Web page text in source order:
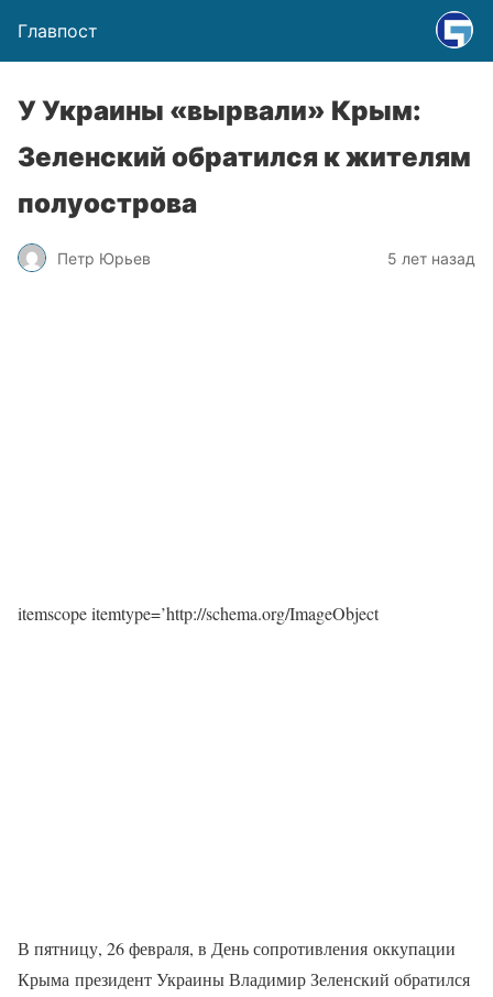
Главпост
У Украины «вырвали» Крым:
Зеленский обратился к жителям
полуострова
Петр Юрьев 5 лет назад
itemscope itemtype=’http://schema.org/ImageObject
В пятницу, 26 февраля, в День сопротивления оккупации
Крыма президент Украины Владимир Зеленский обратился